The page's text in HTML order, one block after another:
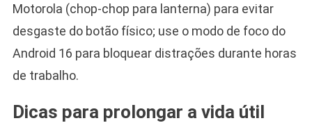
Motorola (chop-chop para lanterna) para evitar
desgaste do botão físico; use o modo de foco do
Android 16 para bloquear distrações durante horas
de trabalho.
Dicas para prolongar a vida útil